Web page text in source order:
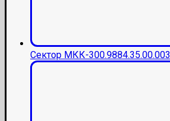
Сектор МКК-300.9884.35.00.003